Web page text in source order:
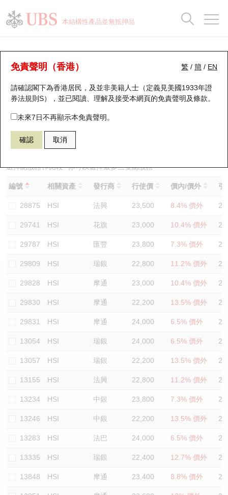
本結構性產品並無抵押品
繁 / 簡 / EN
免責聲明（香港）
請確認閣下為香港居民，及並非美籍人士（定義見美國1933年證
券法規則S），並已閱讀、理解及接受本網頁的免責聲明及條款。
未來7日不再顯示本免責聲明。
確認 取消
認股證分析儀
表現 街貨統計 比較
13334 瑞銀認沽 HSI 恒生指數
選擇認股證作比較*你可以選擇最多三隻認股證
編號 相關資產 發行商 行使價 價內/價外 引
28875 HSI 法興 23,500 8.4% 價外
29741 HSI 花旗 23,000 10.4% 價外
29787 HSI 匯豐 23,800 7.3% 價外
29809 HSI 瑞銀 22,800 11.2% 價外
29828 HSI 摩通 23,000 10.4% 價外
29830 HSI 摩通 22,200 13.5% 價外
29831 HSI 摩通 24,000 6.5% 價外
13054 HSI 瑞銀 24,000 6.5% 價外
13057 HSI 瑞銀 22,200 13.5% 價外
13155 HSI 法興 22,800 11.2% 價外
13234 HSI 中銀 23,800 7.3% 價外
13246 HSI 中銀 22,200 13.5% 價外
13283 HSI 法巴 24,000 6.5% 價外
13335 HSI 瑞銀 22,400 12.7% 價外
13848 HSI 摩通 23,400 8.8% 價外
瑞銀認股證一覽
新發行瑞銀認股證
即將到期認股證
認股證到期結算價查詢
認股證分析儀
認股證速算機
認股證/牛熊證日誌
認股證文件及公告
街貨統計
比較
牛熊全景快搜
牛熊證搜尋
牛熊證街貨分佈圖
正股牛熊證列表
新發行瑞銀牛熊證
已收回牛熊證剩餘價值
牛熊證到期結算價查詢
牛熊證分析儀
牛熊證文件及公告
牛熊證文件及公告 (瑞信)
街貨統計
比較
十大升幅/跌幅
十大認股證成交分佈
十天股證佔大市成交
資金流
街貨統計
三十大平均引伸波幅
正股分析儀
二十大活躍股份
恒指成份股
國指成份股
科指成份股
相關資產沽空
中資ETFs溢價比較
AH 股價對照
ADR
收市競價變化
持股比重
顯示所有持股比重
每月輪證大市專題
輪證專欄
講座及教育短片
認股證投資者教育
牛熊證投資者教育
認股證牛熊證常問問題